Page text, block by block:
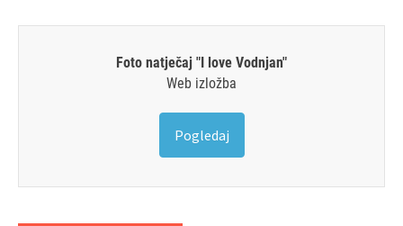
Foto natječaj "I love Vodnjan"
Web izložba
Pogledaj